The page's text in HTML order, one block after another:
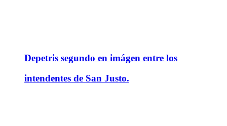
Depetris segundo en imágen entre los
intendentes de San Justo.